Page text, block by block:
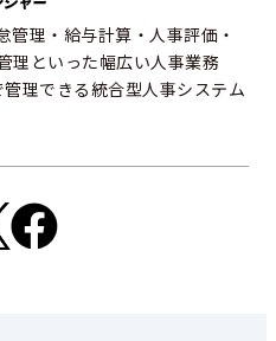
管理・給与計算・人事評価・
理といった幅広い人事業務
理できる統合型人事システム